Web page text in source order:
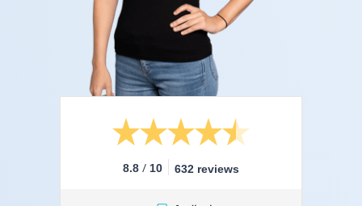
8.8 / 10 632 reviews